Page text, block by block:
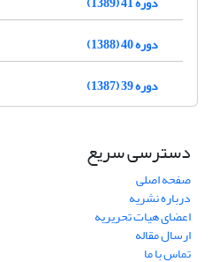
دوره 40 (1388)
دوره 39 (1387)
دسترسی سریع
صفحه اصلی
درباره نشریه
اعضای هیات تحریریه
ارسال مقاله
تماس با ما